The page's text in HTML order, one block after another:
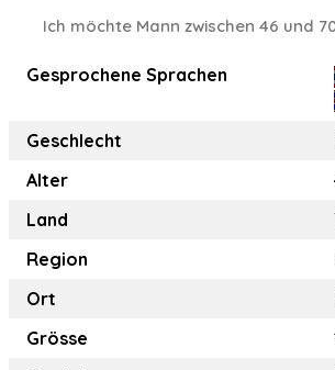
Ich möchte Mann zwischen 46 und
Gesprochene Sprachen
Geschlecht
Alter
Land
Region
Ort
Grösse